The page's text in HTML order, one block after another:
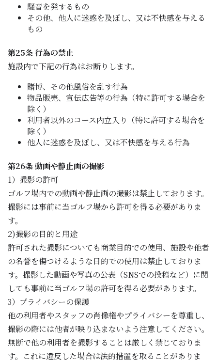
騒音を発するもの
その他、他人に迷惑を及ぼし、又は不快感を与える
もの
第25条 行為の禁止
施設内で下記の行為はお断りします。
賭博、その他風俗を乱す行為
物品販売、宣伝広告等の行為（特に許可する場合を
除く）
利用者以外のコース内立入り（特に許可する場合を
除く）
他人に迷惑を及ぼし、又は不快感を与える行為
第26条 動画や静止画の撮影
1）撮影の許可
ゴルフ場内での動画や静止画の撮影は禁止しております。
撮影には事前に当ゴルフ場から許可を得る必要がありま
す。
2)撮影の目的と用途
許可された撮影についても商業目的での使用、施設や他者
の名誉を傷つけるような目的での使用は禁止しておりま
す。撮影した動画や写真の公表（SNSでの投稿など）に関
しても事前に当ゴルフ場の許可を得る必要があります。
3）プライバシーの保護
他の利用者やスタッフの肖像権やプライバシーを尊重し、
撮影の際には他者が映り込まないよう注意してください。
無断で他の利用者を撮影することは厳しく禁じておりま
す。これに違反した場合は法的措置を取ることがありま